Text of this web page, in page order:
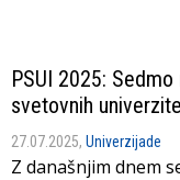
PSUI 2025:
svetovnih
27.07.2025, Univerzijade
Z današnjim dnem